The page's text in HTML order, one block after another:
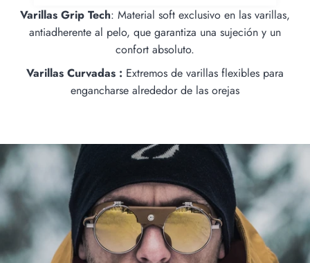
Varillas Grip Tech: Material soft exclusivo en las varillas,
antiadherente al pelo, que garantiza una sujeción y un
confort absoluto.
Varillas Curvadas : Extremos de varillas flexibles para
engancharse alrededor de las orejas